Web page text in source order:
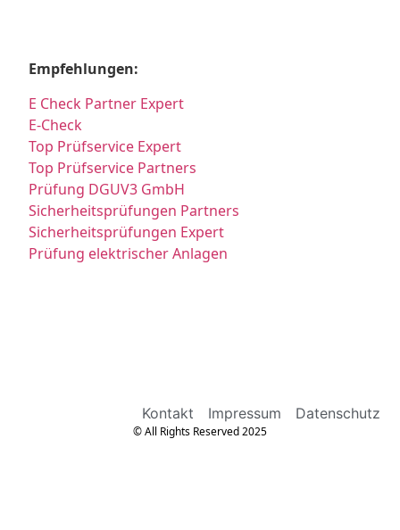
Empfehlungen:
E Check Partner Expert
E-Check
Top Prüfservice Expert
Top Prüfservice Partners
Prüfung DGUV3 GmbH
Sicherheitsprüfungen Partners
Sicherheitsprüfungen Expert
Prüfung elektrischer Anlagen
Kontakt Impressum Datenschutz
© All Rights Reserved 2025